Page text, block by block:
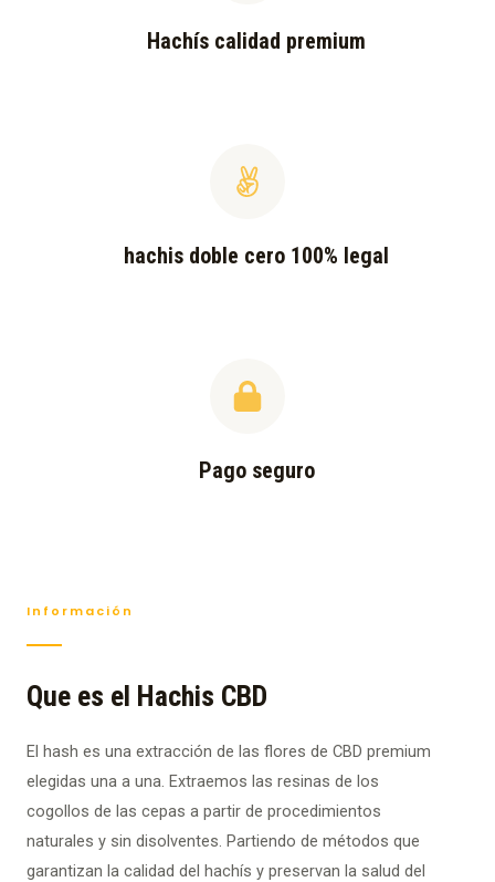
Hachís calidad premium
hachis doble cero 100% legal
Pago seguro
Información
Que es el Hachis CBD
El hash es una extracción de las flores de CBD premium
elegidas una a una. Extraemos las resinas de los
cogollos de las cepas a partir de procedimientos
naturales y sin disolventes. Partiendo de métodos que
garantizan la calidad del hachís y preservan la salud del